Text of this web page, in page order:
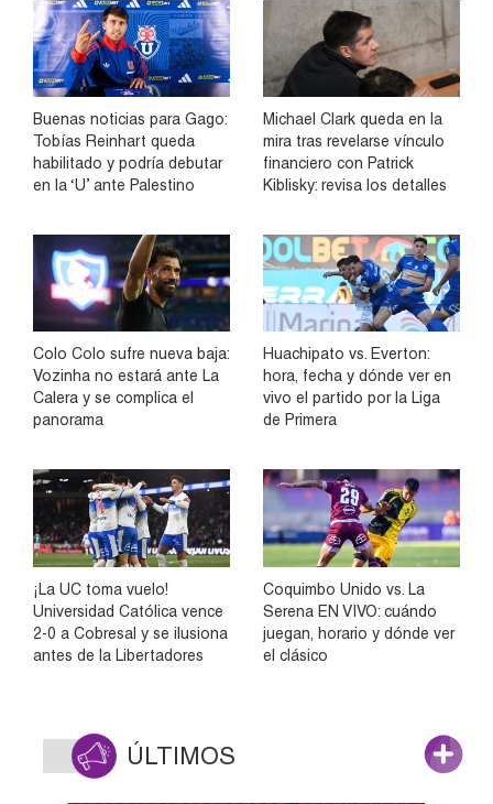
Buenas noticias para Gago:
Tobías Reinhart queda
habilitado y podría debutar
en la ‘U’ ante Palestino
Michael Clark queda en la
mira tras revelarse vínculo
financiero con Patrick
Kiblisky: revisa los detalles
Colo Colo sufre nueva baja:
Vozinha no estará ante La
Calera y se complica el
panorama
Huachipato vs. Everton:
hora, fecha y dónde ver en
vivo el partido por la Liga
de Primera
¡La UC toma vuelo!
Universidad Católica vence
2-0 a Cobresal y se ilusiona
antes de la Libertadores
Coquimbo Unido vs. La
Serena EN VIVO: cuándo
juegan, horario y dónde ver
el clásico
ÚLTIMOS